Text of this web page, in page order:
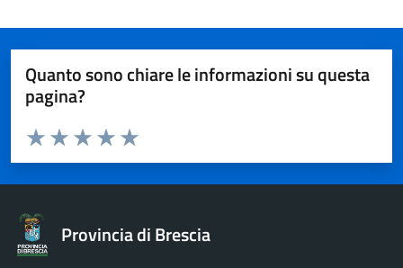
Quanto sono chiare le informazioni su questa
pagina?
Valuta da 1 a 5 stelle la pagina
Valuta 5 stelle su 5
Valuta 4 stelle su 5
Valuta 3 stelle su 5
Valuta 2 stelle su 5
Valuta 1 stelle su 5
Provincia di Brescia